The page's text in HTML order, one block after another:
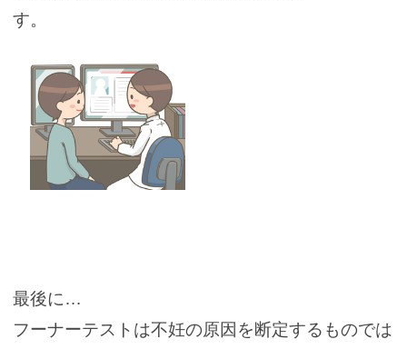
す。
最後に…
フーナーテストは不妊の原因を断定するものでは